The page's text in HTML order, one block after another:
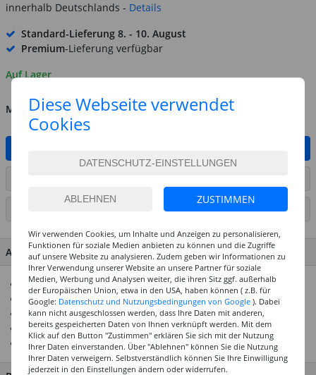
innerhalb Deutschlands - Details
Standard-Lieferung 8. - 10. August
Premium-Lieferung verfügbar
Auf Lager
MENGE
SEITE DRUCKEN
ARTIKEL MERKMALE & DETAILS
Für spezielle Anwendungen
Leicht zu mischen mit Fimo soft / professional
Ofenhärtende Modelliermasse
30 Min bei 110°C im Ofen aushärten
Mit Fimo Professional & Fimo Kids mischbar
Diese Webseite verwendet
Cookies
ZUSTIMMEN
Wir verwenden Cookies, um Inhalte und Anzeigen zu personalisieren,
Funktionen für soziale Medien anbieten zu können und die Zugriffe
auf unsere Website zu analysieren. Zudem geben wir Informationen zu
Ihrer Verwendung unserer Website an unsere Partner für soziale
Medien, Werbung und Analysen weiter, die ihren Sitz ggf. außerhalb
der Europäischen Union, etwa in den USA, haben können ( z.B. für
Google: Datenschutz und Nutzungsbedingungen von Google ). Dabei
kann nicht ausgeschlossen werden, dass Ihre Daten mit anderen,
bereits gespeicherten Daten von Ihnen verknüpft werden. Mit dem
Klick auf den Button "Zustimmen" erklären Sie sich mit der Nutzung
Ihrer Daten einverstanden. Über "Ablehnen" können Sie die Nutzung
Ihrer Daten verweigern. Selbstverständlich können Sie Ihre Einwilligung
jederzeit in den Einstellungen ändern oder widerrufen.